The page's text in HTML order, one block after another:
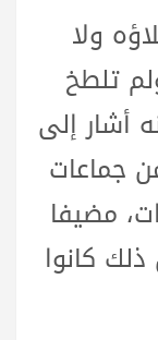
ولا
تلطخ
أشار إلى
جماعات
مضيفا
كانوا